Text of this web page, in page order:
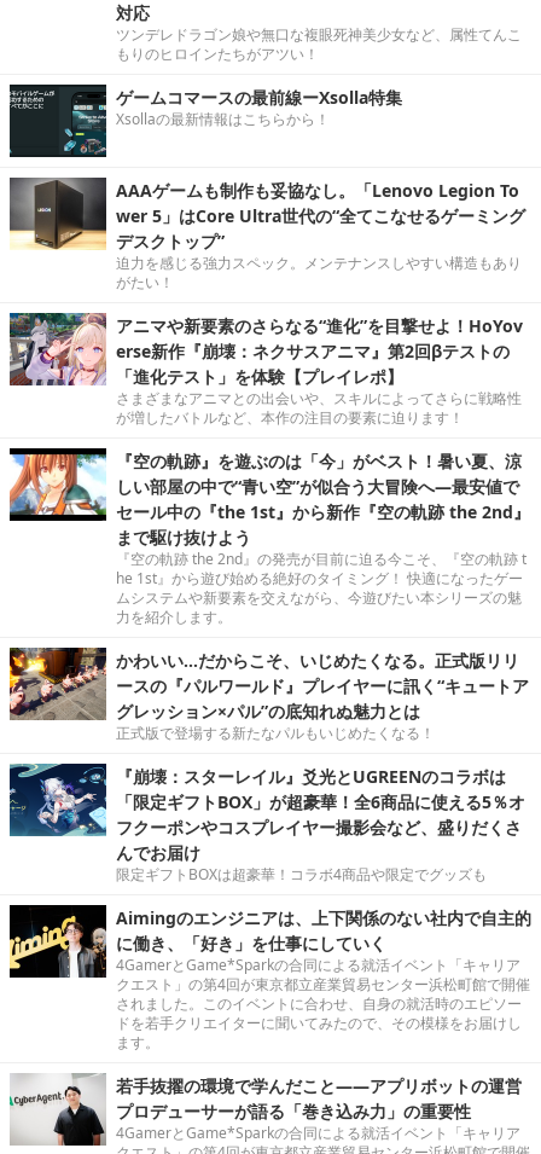
対応
ツンデレドラゴン娘や無口な複眼死神美少女など、属性てんこ
もりのヒロインたちがアツい！
ゲームコマースの最前線ーXsolla特集
Xsollaの最新情報はこちらから！
AAAゲームも制作も妥協なし。「Lenovo Legion To
wer 5」はCore Ultra世代の“全てこなせるゲーミング
デスクトップ”
迫力を感じる強力スペック。メンテナンスしやすい構造もあり
がたい！
アニマや新要素のさらなる“進化”を目撃せよ！HoYov
erse新作『崩壊：ネクサスアニマ』第2回βテストの
「進化テスト」を体験【プレイレポ】
さまざまなアニマとの出会いや、スキルによってさらに戦略性
が増したバトルなど、本作の注目の要素に迫ります！
『空の軌跡』を遊ぶのは「今」がベスト！暑い夏、涼
しい部屋の中で“青い空”が似合う大冒険へ―最安値で
セール中の『the 1st』から新作『空の軌跡 the 2nd』
まで駆け抜けよう
『空の軌跡 the 2nd』の発売が目前に迫る今こそ、『空の軌跡 t
he 1st』から遊び始める絶好のタイミング！ 快適になったゲー
ムシステムや新要素を交えながら、今遊びたい本シリーズの魅
力を紹介します。
かわいい…だからこそ、いじめたくなる。正式版リリ
ースの『パルワールド』プレイヤーに訊く“キュートア
グレッション×パル”の底知れぬ魅力とは
正式版で登場する新たなパルもいじめたくなる！
『崩壊：スターレイル』爻光とUGREENのコラボは
「限定ギフトBOX」が超豪華！全6商品に使える5％オ
フクーポンやコスプレイヤー撮影会など、盛りだくさ
んでお届け
限定ギフトBOXは超豪華！コラボ4商品や限定でグッズも
Aimingのエンジニアは、上下関係のない社内で自主的
に働き、「好き」を仕事にしていく
4GamerとGame*Sparkの合同による就活イベント「キャリア
クエスト」の第4回が東京都立産業貿易センター浜松町館で開催
されました。このイベントに合わせ、自身の就活時のエピソー
ドを若手クリエイターに聞いてみたので、その模様をお届けし
ます。
若手抜擢の環境で学んだこと――アプリボットの運営
プロデューサーが語る「巻き込み力」の重要性
4GamerとGame*Sparkの合同による就活イベント「キャリア